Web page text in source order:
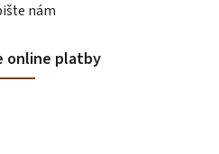
nám
online platby